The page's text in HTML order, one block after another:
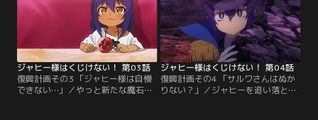
でまだしも、アパートの大家は厳し
い。顔を合わせるたび、延滞してい
る家賃を払えと言ってくる。【提
供：バンダイチャンネル】
めな自分をさとられるわけにはいか
ないと、ジャヒー様は必死に取り繕
う。【提供：バンダイチャンネル】
ジャヒー様はくじけない！ 第03話
復興計画その3 「ジャヒー様は自慢
できない…」／やっと新たな魔石を
ジャヒー様はくじけない！ 第04話
復興計画その4 「サルワさんはぬか
りない？」／ジャヒーを追い落と